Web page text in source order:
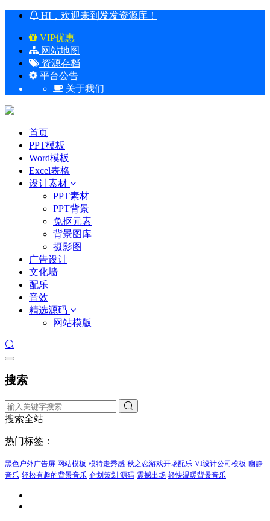
HI，欢迎来到发发资源库！
VIP优惠
网站地图
资源存档
平台公告
关于我们
首页
PPT模板
Word模板
Excel表格
设计素材
PPT素材
PPT背景
免抠元素
背景图库
摄影图
广告设计
文化墙
配乐
音效
精选源码
网站模版
搜索
搜索全站
热门标签：
黑色户外广告屏 网站模板 模特走秀感 秋之恋游戏开场配乐 VI设计公司模板 幽静
音乐 轻松有趣的背景音乐 企划策划 源码 震撼出场 轻快温暖背景音乐